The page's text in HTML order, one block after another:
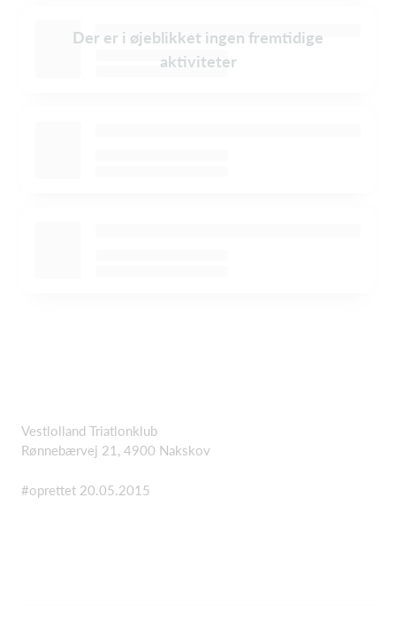
Der er i øjeblikket ingen fremtidige
aktiviteter
Vestlolland Triatlonklub
Rønnebærvej 21, 4900 Nakskov
#oprettet 20.05.2015